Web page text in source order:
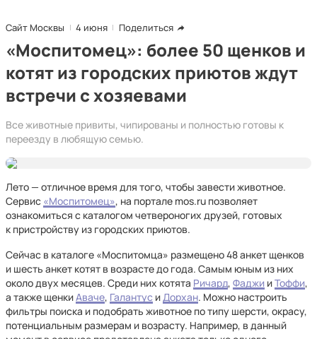
Сайт Москвы 4 июня Поделиться
«Моспитомец»: более 50 щенков и
котят из городских приютов ждут
встречи с хозяевами
Все животные привиты, чипированы и полностью готовы к
переезду в любящую семью.
Лето — отличное время для того, чтобы завести животное.
Сервис «Моспитомец», на портале mos.ru позволяет
ознакомиться с каталогом четвероногих друзей, готовых
к пристройству из городских приютов.
Сейчас в каталоге «Моспитомца» размещено 48 анкет щенков
и шесть анкет котят в возрасте до года. Самым юным из них
около двух месяцев. Среди них котята Ричард, Фаджи иТоффи,
а также щенкиАваче, Галантус иДорхан. Можно настроить
фильтры поиска и подобрать животное по типу шерсти, окрасу,
потенциальным размерам и возрасту. Например, в данный